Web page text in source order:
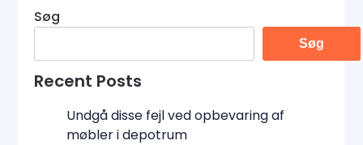
Søg
Søg
Recent Posts
Undgå disse fejl ved opbevaring af
møbler i depotrum